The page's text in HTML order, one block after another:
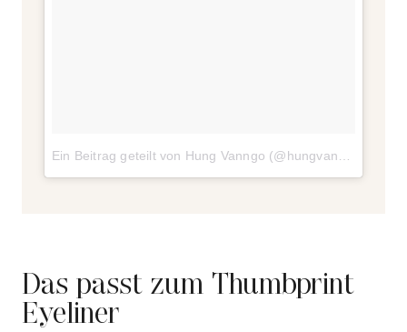
Ein Beitrag geteilt von Hung Vanngo (@hungvanngo)
Das passt zum Thumbprint
Eyeliner